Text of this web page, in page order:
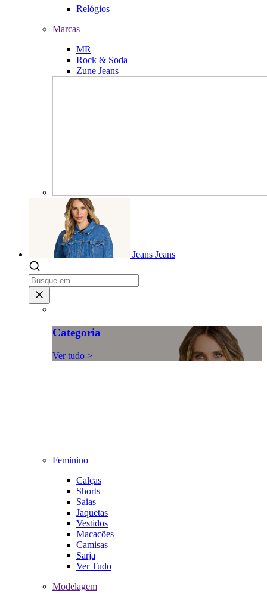
Relógios
Marcas
MR
Rock & Soda
Zune Jeans
Jeans Jeans
Categoria
Ver tudo >
Feminino
Calças
Shorts
Saias
Jaquetas
Vestidos
Macacões
Camisas
Sarja
Ver Tudo
Modelagem